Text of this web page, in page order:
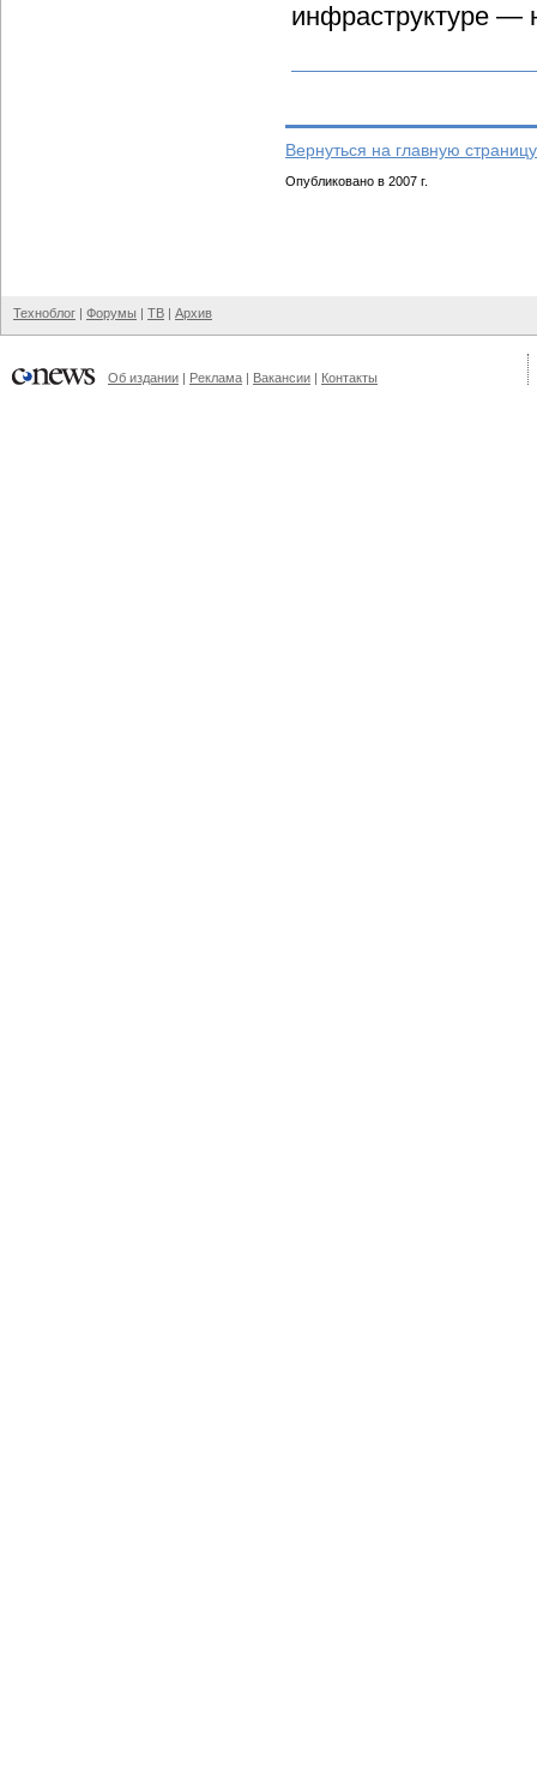
инфраструктуре —
Вернуться на главную
Опубликовано в 2007 г.
Техноблог | Форумы | ТВ | Архив
Об издании | Реклама | Вакансии | Контакты